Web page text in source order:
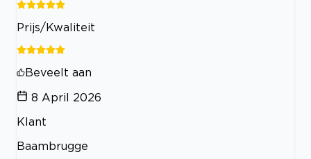
Prijs/Kwaliteit
Beveelt aan
8 April 2026
Klant
Baambrugge